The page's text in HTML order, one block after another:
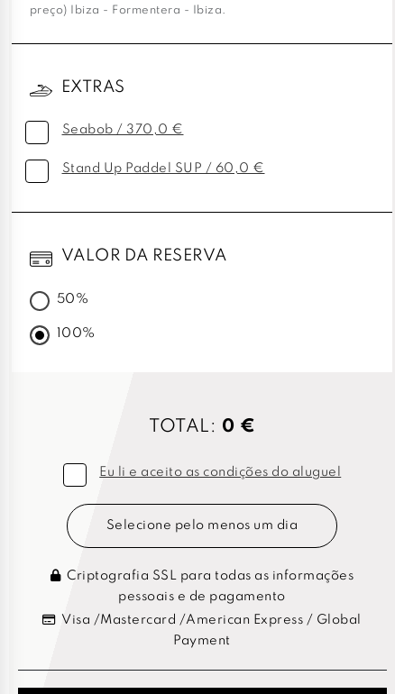
preço) Ibiza - Formentera - Ibiza.
EXTRAS
Seabob / 370,0 €
Stand Up Paddel SUP / 60,0 €
VALOR DA RESERVA
50%
100%
TOTAL: 0 €
Eu li e aceito as condições do aluguel
Selecione pelo menos um dia
Criptografia SSL para todas as informações
pessoais e de pagamento
Visa /Mastercard /American Express / Global
Payment